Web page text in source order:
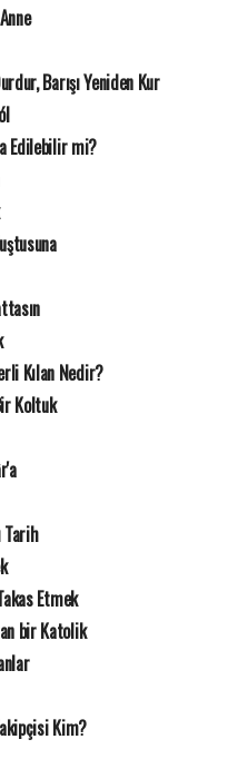
Barışı Yeniden Kur
Edilebilir mi?
Kılan Nedir?
Koltuk
Tarih
Etmek
bir Katolik
Kim?